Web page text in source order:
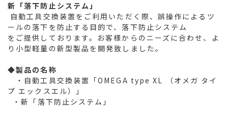
新「落下防止システム」
自動工具交換装置をご利用いただく際、誤操作によるツ
ールの落下を防止する目的で、落下防止システム
をご提供しております。お客様からのニーズに合わせ、よ
り小型軽量の新型製品を開発致しました。
◆製品の名称
・自動工具交換装置「OMEGA type XL （オメガ タイ
プ エックスエル）」
・新「落下防止システム」